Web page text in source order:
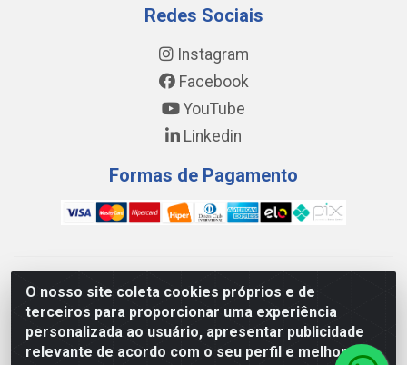
O nosso site coleta cookies próprios e de
terceiros para proporcionar uma experiência
personalizada ao usuário, apresentar publicidade
relevante de acordo com o seu perfil e melhorar a
Redes Sociais
Instagram
Facebook
YouTube
Linkedin
Formas de Pagamento
WING DISTRIBUIDORA COMÉRCIO E LOGÍSTICA DE MATERIAL
DE CONSTRUÇÕES LTDA - AV. DA INTEGRAÇÃO, 790 -
PATRÍCIA GOMES, CAUCAIA/CE - CEP 61.604-505 - CNPJ
17.523.384/0001-20